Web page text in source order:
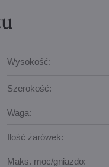
Wysokość:
Szerokość:
Waga:
Ilość żarówek:
Maks. moc/gniazdo: